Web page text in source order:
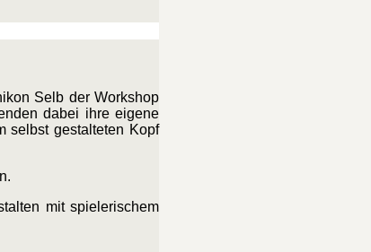
Selb der Workshop
dabei ihre eigene
selbst gestalteten Kopf
mit spielerischem